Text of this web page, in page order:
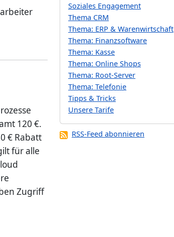
120 €.
€ Rabatt
für alle
Zugriff
Soziales Engagement
Thema CRM
Thema: ERP & Warenwirtschaft
Thema: Finanzsoftware
Thema: Kasse
Thema: Online Shops
Thema: Root-Server
Thema: Telefonie
Tipps & Tricks
Unsere Tarife
RSS-Feed abonnieren